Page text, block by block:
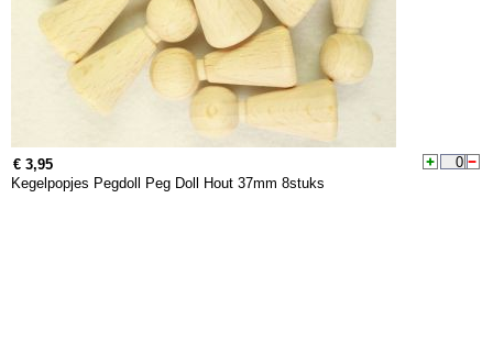
€ 3,95
Kegelpopjes Pegdoll Peg Doll Hout 37mm 8stuks